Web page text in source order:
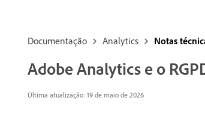
Documentação Analytics Notas
Adobe Analytics e o
Última atualização: 19 de maio de 2026